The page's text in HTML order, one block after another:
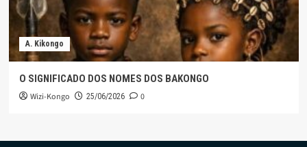
A. Kikongo
O SIGNIFICADO DOS NOMES DOS BAKONGO
Wizi-Kongo 25/06/2026 0